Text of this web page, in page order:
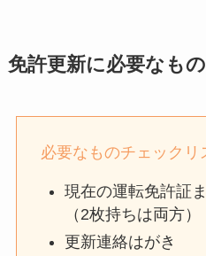
免許更新に必要なもの
必要なものチェックリ
現在の運転免許証
（2枚持ちは両方）
更新連絡はがき